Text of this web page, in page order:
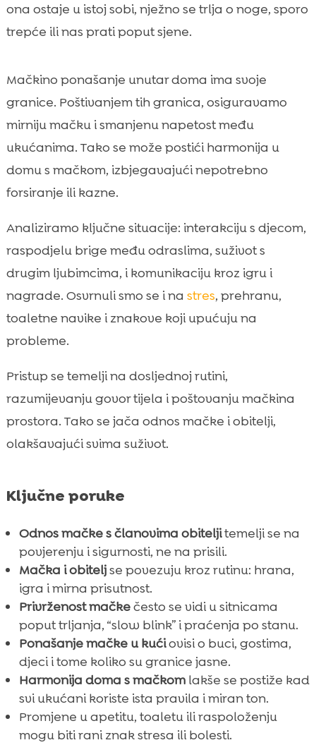
granice bez kazne
Stres u obitelji i kako ga mačka “upija”
obiteljske povezanosti
 Toalet i higijena: kako pijesak utječe na
ponašanje i odnose u kući
Kada mačka “mijenja ponašanje”: znakovi
bolesti i kada idemo veterinaru
FAQ
ona ostaje u istoj sobi, nježno se trlja o noge, sporo
trepće ili nas prati poput sjene.
Mačkino ponašanje unutar doma ima svoje
granice. Poštivanjem tih granica, osiguravamo
mirniju mačku i smanjenu napetost među
ukućanima. Tako se može postići harmonija u
domu s mačkom, izbjegavajući nepotrebno
forsiranje ili kazne.
Analiziramo ključne situacije: interakciju s djecom,
raspodjelu brige među odraslima, suživot s
drugim ljubimcima, i komunikaciju kroz igru i
nagrade. Osvrnuli smo se i na stres, prehranu,
toaletne navike i znakove koji upućuju na
probleme.
Pristup se temelji na dosljednoj rutini,
razumijevanju govor tijela i poštovanju mačkina
prostora. Tako se jača odnos mačke i obitelji,
olakšavajući svima suživot.
Ključne poruke
Odnos mačke s članovima obiteljitemelji se na
povjerenju i sigurnosti, ne na prisili.
Mačka i obiteljse povezuju kroz rutinu: hrana,
igra i mirna prisutnost.
Privrženost mačkečesto se vidi u sitnicama
poput trljanja, “slow blink” i praćenja po stanu.
Ponašanje mačke u kućiovisi o buci, gostima,
djeci i tome koliko su granice jasne.
Harmonija doma s mačkomlakše se postiže kad
svi ukućani koriste ista pravila i miran ton.
Promjene u apetitu, toaletu ili raspoloženju
mogu biti rani znak stresa ili bolesti.